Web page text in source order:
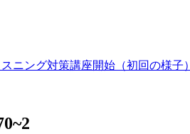
スニング対策講座開始（初回の様子）